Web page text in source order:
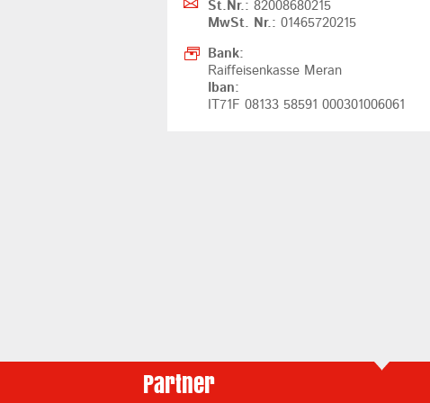
St.Nr.: 82008680215
MwSt. Nr.: 01465720215
Bank:
Raiffeisenkasse Meran
Iban:
IT71F 08133 58591 000301006061
Partner